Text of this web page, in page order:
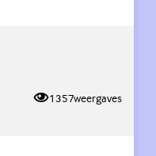
1357weergaves